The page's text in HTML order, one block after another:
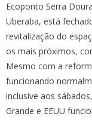
Ecoponto Serra
Uberaba, está
revitalização do
os mais próximos,
Mesmo com a
funcionando
inclusive aos
Grande e EEUU